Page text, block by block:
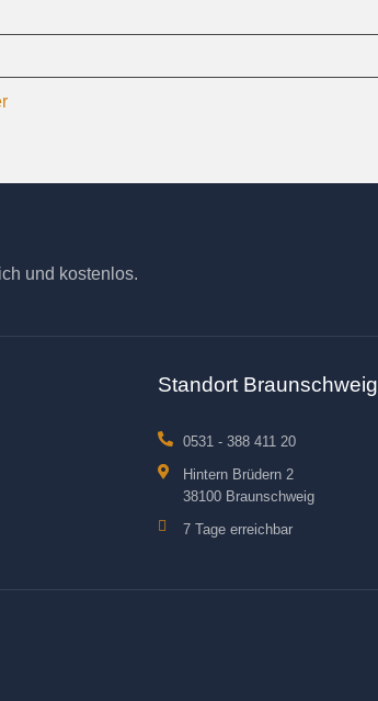
und kostenlos.
Standort Braunschweig
0531 - 388 411 20
Hintern Brüdern 2
38100 Braunschweig
7 Tage erreichbar